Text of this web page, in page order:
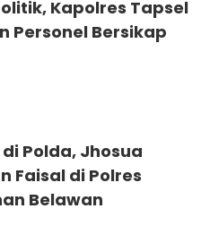
Kapolres Tapsel
Personel Bersikap
Polda, Jhosua
Faisal di Polres
Belawan